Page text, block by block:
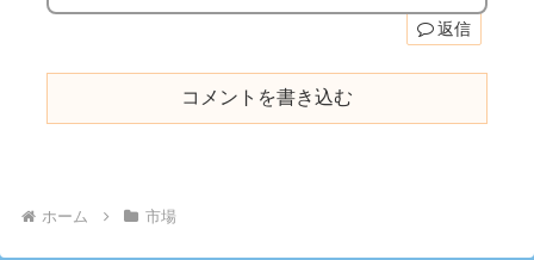
返信
コメントを書き込む
ホーム 市場